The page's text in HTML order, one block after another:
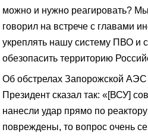
можно и нужно реагировать?
говорил на встрече с главами
укреплять нашу систему ПВО и
обезопасить территорию
Об обстрелах Запорожской
Президент сказал так: «[ВСУ]
нанесли удар прямо по
повреждены, то вопрос очень